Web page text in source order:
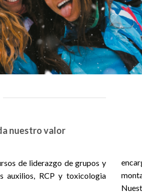
nuestro valor
de liderazgo de grupos y
auxilios, RCP y toxicologia